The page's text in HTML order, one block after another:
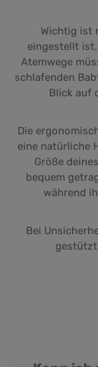
Wichtig ist
eingestellt
Atemwege
schlafenden
Blick auf
Die
eine natürliche
Größe
bequem
während
Bei